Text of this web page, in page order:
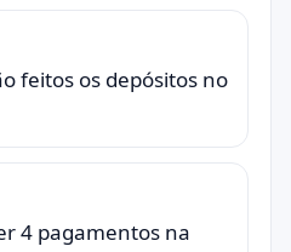
feitos os depósitos no
4 pagamentos na